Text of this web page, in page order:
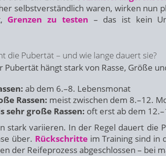
selbstverständlich waren, wirken nun
Grenzen zu testen – das ist kein
die Pubertät – und wie lange dauert sie?
Pubertät hängt stark von Rasse, Größe
ab dem 6.–8. Lebensmonat
Rassen: meist zwischen dem 8.–12.
sehr große Rassen: oft erst ab dem
stark variieren. In der Regel dauert
über. Rückschritteim Training sind in
der Reifeprozess abgeschlossen – bei